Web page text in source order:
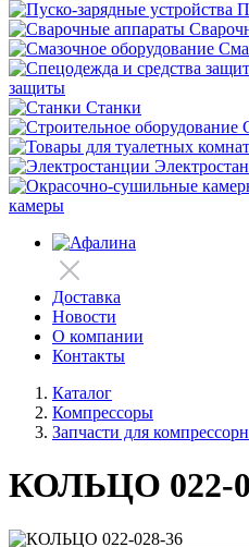
защиты
Станки
камеры
Доставка
Новости
О компании
Контакты
Каталог
Компрессоры
Запчасти для
КОЛЬЦО 022-